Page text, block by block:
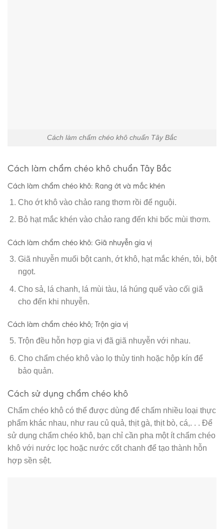
Cách làm chẩm chéo khô chuẩn Tây Bắc
Cách làm chẩm chéo khô chuẩn Tây Bắc
Cách làm chẩm chéo khô: Rang ớt và mắc khén
Cho ớt khô vào chảo rang thơm rồi để nguội.
Bỏ hạt mắc khén vào chảo rang đến khi bốc mùi thơm.
Cách làm chẩm chéo khô: Giã nhuyễn gia vị
Giã nhuyễn muối bột canh, ớt khô, hạt mắc khén, tỏi, bột
ngọt.
Cho sả, lá chanh, lá mùi tàu, lá húng quế vào cối giã
cho đến khi nhuyễn.
Cách làm chẩm chéo khô; Trộn gia vị
Trộn đều hỗn hợp gia vị đã giã nhuyễn với nhau.
Cho chẩm chéo khô vào lọ thủy tinh hoặc hộp kín để
bảo quản.
Cách sử dụng chẩm chéo khô
Chẩm chéo khô có thể được dùng để chấm nhiều loại thực
phẩm khác nhau, như rau củ quả, thịt gà, thịt bò, cá,. . . Để
sử dụng chẩm chéo khô, bạn chỉ cần pha một ít chẩm chéo
khô với nước lọc hoặc nước cốt chanh để tạo thành hỗn
hợp sền sệt.